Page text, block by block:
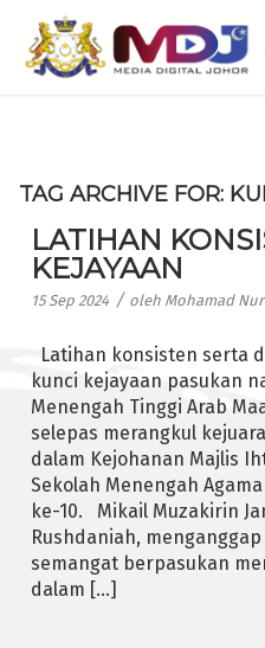
TAG ARCHIVE FOR:
LATIHAN
KEJAYAAN
15 Sep 2024 / oleh Mohamad
Latihan konsisten serta
kunci kejayaan pasukan
Menengah Tinggi Arab
selepas merangkul
dalam Kejohanan Majlis
Sekolah Menengah
ke-10. Mikail Muzakirin
Rushdaniah,
semangat berpasukan
dalam […]